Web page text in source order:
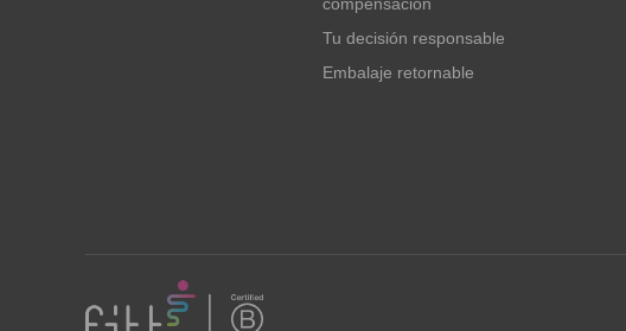
Tu decisión responsable
Embalaje retornable